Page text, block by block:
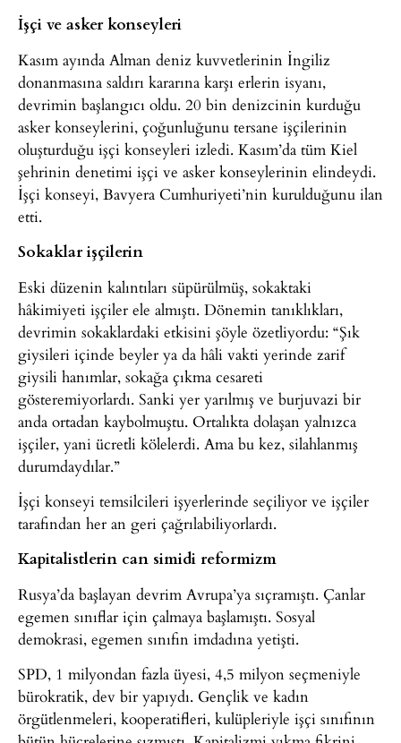
İşçi ve asker konseyleri
Kasım ayında Alman deniz kuvvetlerinin İngiliz
donanmasına saldırı kararına karşı erlerin isyanı,
devrimin başlangıcı oldu. 20 bin denizcinin kurduğu
asker konseylerini, çoğunluğunu tersane işçilerinin
oluşturduğu işçi konseyleri izledi. Kasım’da tüm Kiel
şehrinin denetimi işçi ve asker konseylerinin elindeydi.
İşçi konseyi, Bavyera Cumhuriyeti’nin kurulduğunu ilan
etti.
Sokaklar işçilerin
Eski düzenin kalıntıları süpürülmüş, sokaktaki
hâkimiyeti işçiler ele almıştı. Dönemin tanıklıkları,
devrimin sokaklardaki etkisini şöyle özetliyordu: “Şık
giysileri içinde beyler ya da hâli vakti yerinde zarif
giysili hanımlar, sokağa çıkma cesareti
gösteremiyorlardı. Sanki yer yarılmış ve burjuvazi bir
anda ortadan kaybolmuştu. Ortalıkta dolaşan yalnızca
işçiler, yani ücretli kölelerdi. Ama bu kez, silahlanmış
durumdaydılar.”
İşçi konseyi temsilcileri işyerlerinde seçiliyor ve işçiler
tarafından her an geri çağrılabiliyorlardı.
Kapitalistlerin can simidi reformizm
Rusya’da başlayan devrim Avrupa’ya sıçramıştı. Çanlar
egemen sınıflar için çalmaya başlamıştı. Sosyal
demokrasi, egemen sınıfın imdadına yetişti.
SPD, 1 milyondan fazla üyesi, 4,5 milyon seçmeniyle
bürokratik, dev bir yapıydı. Gençlik ve kadın
örgütlenmeleri, kooperatifleri, kulüpleriyle işçi sınıfının